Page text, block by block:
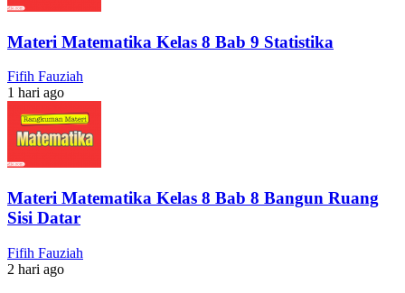
Materi Matematika Kelas 8 Bab 9 Statistika
Fifih Fauziah
1 hari ago
Materi Matematika Kelas 8 Bab 8 Bangun Ruang
Sisi Datar
Fifih Fauziah
2 hari ago